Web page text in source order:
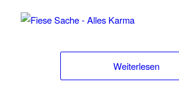
Weiterlesen